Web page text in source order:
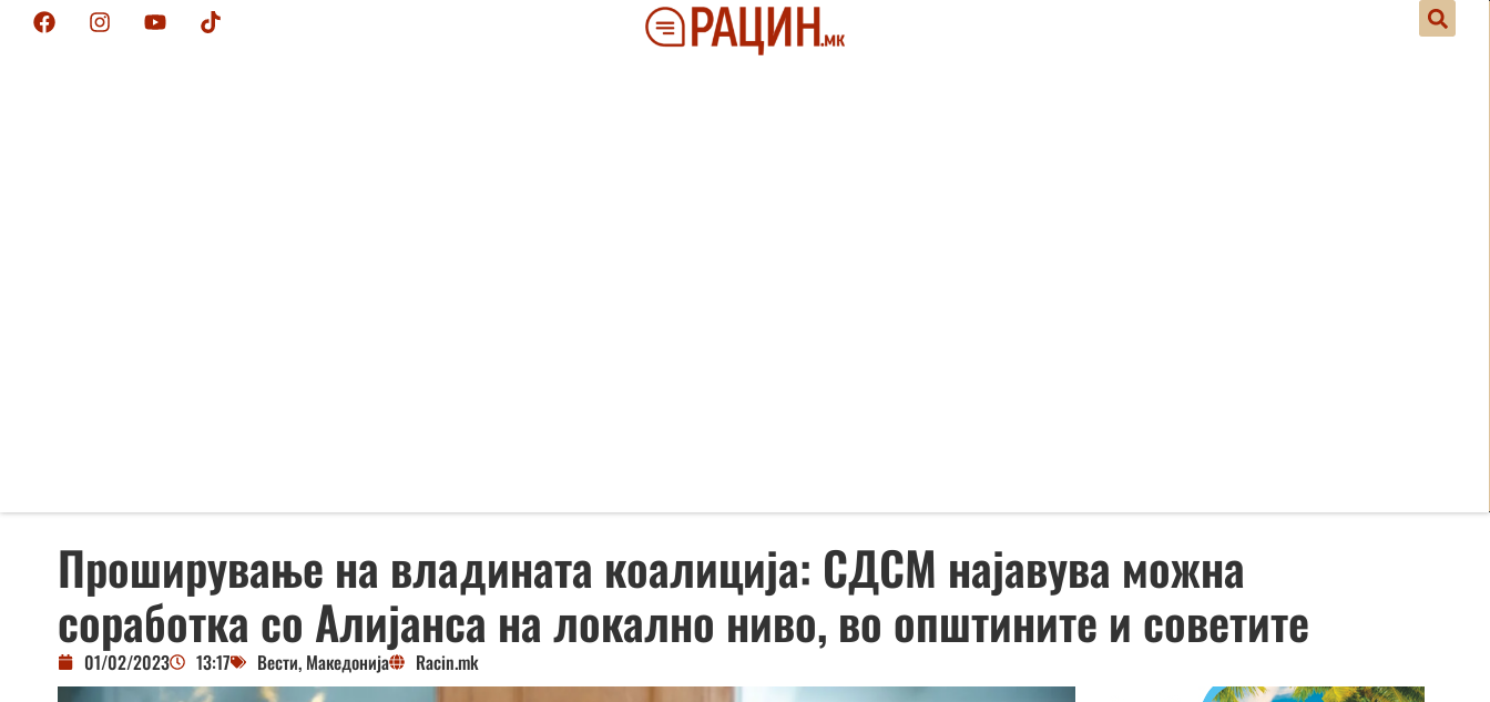
Проширување на владината коалиција: СДСМ најавува можна
соработка со Алијанса на локално ниво, во општините и советите
01/02/2023 13:17 Вести, Македонија Racin.mk